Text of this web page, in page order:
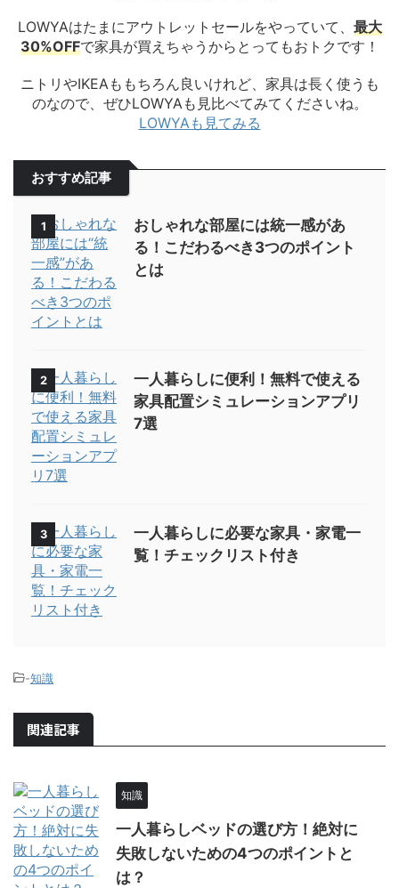
LOWYAはたまにアウトレットセールをやっていて、 最大
30%OFFで家具が買えちゃうからとってもおトクです！
ニトリやIKEAももちろん良いけれど、家具は長く使うも
のなので、ぜひLOWYAも見比べてみてくださいね。
LOWYAも見てみる
おすすめ記事
1
おしゃれな部屋には統一感があ
る！こだわるべき3つのポイント
とは
2
一人暮らしに便利！無料で使える
家具配置シミュレーションアプリ
7選
3
一人暮らしに必要な家具・家電一
覧！チェックリスト付き
-知識
関連記事
知識
一人暮らしベッドの選び方！絶対に
失敗しないための4つのポイントと
は？